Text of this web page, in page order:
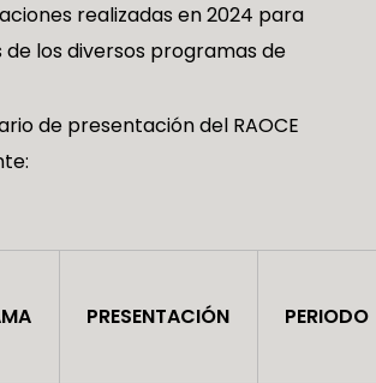
realizadas en 2024 para
de los diversos programas de
de presentación del RAOCE
PRESENTACIÓN PERIODO